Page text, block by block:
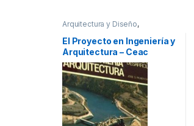
Arquitectura y Diseño,
Arquitectura y Urbanismo
Ingeniería,Ingeniería Civil,
Profesionales y tecnicos
El Proyecto en Ingeniería y
Arquitectura – Ceac